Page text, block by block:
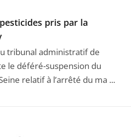
pris par la
tribunal administratif de
le déféré-suspension du
relatif à l’arrêté du ma ...